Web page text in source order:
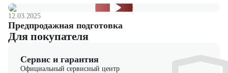
12.03.2025
Предпродажная подготовка
Для покупателя
Сервис и гарантия
Официальный сервисный центр